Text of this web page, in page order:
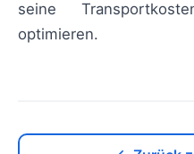
seine
optimieren.